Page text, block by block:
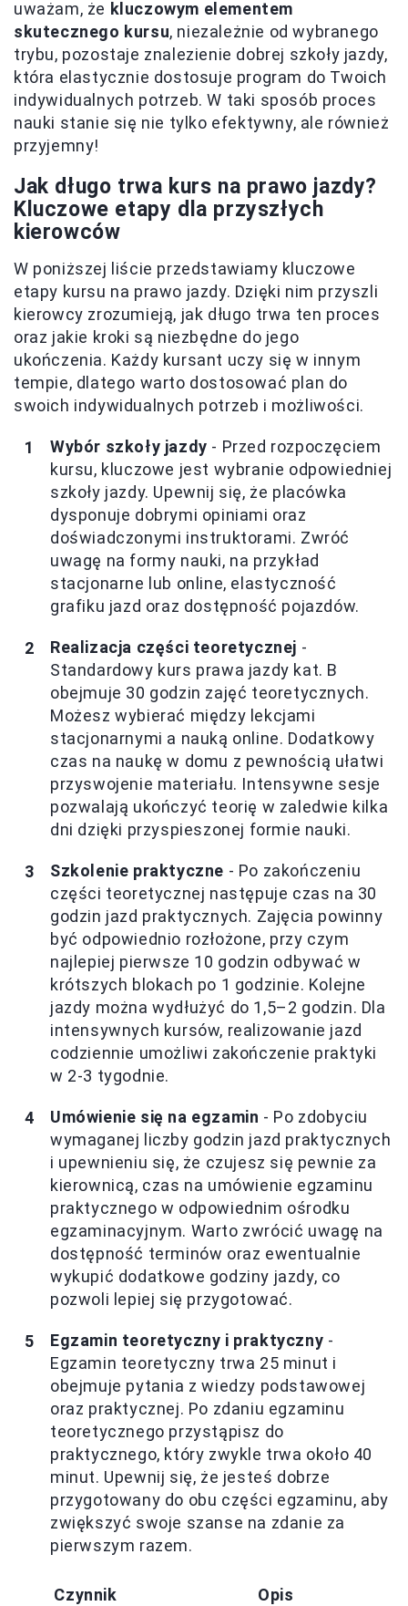
uważam, że kluczowym elementem
skutecznego kursu, niezależnie od wybranego
trybu, pozostaje znalezienie dobrej szkoły jazdy,
która elastycznie dostosuje program do Twoich
indywidualnych potrzeb. W taki sposób proces
nauki stanie się nie tylko efektywny, ale również
przyjemny!
Jak długo trwa kurs na prawo jazdy?
Kluczowe etapy dla przyszłych
kierowców
W poniższej liście przedstawiamy kluczowe
etapy kursu na prawo jazdy. Dzięki nim przyszli
kierowcy zrozumieją, jak długo trwa ten proces
oraz jakie kroki są niezbędne do jego
ukończenia. Każdy kursant uczy się w innym
tempie, dlatego warto dostosować plan do
swoich indywidualnych potrzeb i możliwości.
Wybór szkoły jazdy - Przed rozpoczęciem
kursu, kluczowe jest wybranie odpowiedniej
szkoły jazdy. Upewnij się, że placówka
dysponuje dobrymi opiniami oraz
doświadczonymi instruktorami. Zwróć
uwagę na formy nauki, na przykład
stacjonarne lub online, elastyczność
grafiku jazd oraz dostępność pojazdów.
Realizacja części teoretycznej -
Standardowy kurs prawa jazdy kat. B
obejmuje 30 godzin zajęć teoretycznych.
Możesz wybierać między lekcjami
stacjonarnymi a nauką online. Dodatkowy
czas na naukę w domu z pewnością ułatwi
przyswojenie materiału. Intensywne sesje
pozwalają ukończyć teorię w zaledwie kilka
dni dzięki przyspieszonej formie nauki.
Szkolenie praktyczne - Po zakończeniu
części teoretycznej następuje czas na 30
godzin jazd praktycznych. Zajęcia powinny
być odpowiednio rozłożone, przy czym
najlepiej pierwsze 10 godzin odbywać w
krótszych blokach po 1 godzinie. Kolejne
jazdy można wydłużyć do 1,5–2 godzin. Dla
intensywnych kursów, realizowanie jazd
codziennie umożliwi zakończenie praktyki
w 2-3 tygodnie.
Umówienie się na egzamin - Po zdobyciu
wymaganej liczby godzin jazd praktycznych
i upewnieniu się, że czujesz się pewnie za
kierownicą, czas na umówienie egzaminu
praktycznego w odpowiednim ośrodku
egzaminacyjnym. Warto zwrócić uwagę na
dostępność terminów oraz ewentualnie
wykupić dodatkowe godziny jazdy, co
pozwoli lepiej się przygotować.
Egzamin teoretyczny i praktyczny -
Egzamin teoretyczny trwa 25 minut i
obejmuje pytania z wiedzy podstawowej
oraz praktycznej. Po zdaniu egzaminu
teoretycznego przystąpisz do
praktycznego, który zwykle trwa około 40
minut. Upewnij się, że jesteś dobrze
przygotowany do obu części egzaminu, aby
zwiększyć swoje szanse na zdanie za
pierwszym razem.
Czynnik Opis